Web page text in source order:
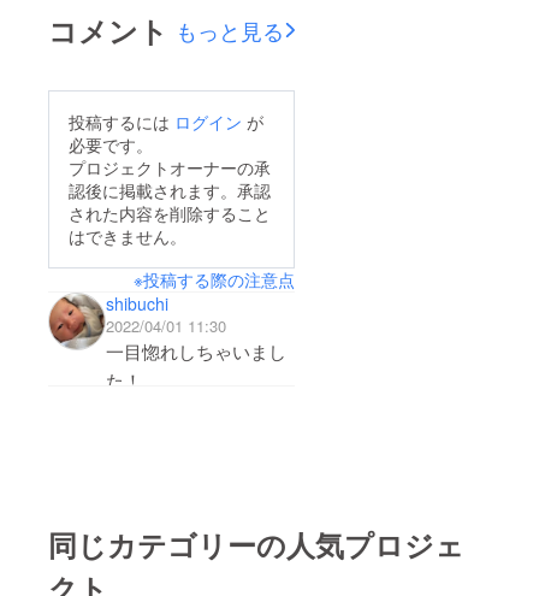
かもしれません
オモシロイからイイか
な。
ます。残り8日間とな
りましたが、購入を考
いらっしゃいました
ら、この機会にご購入
ください。
思ってましたが、うま
く撮っていただきまし
さ!!なかなかの迫力で
した。たぶん、伝わっ
たのではと思います
(≧▽≦)BBQで是非使っ
だ、注文の方は大丈夫
ですよ! メーカーに
も協力いただいて対応
していきます(^^)/
コメント もっと見る
投稿するには ログイン が
必要です。
プロジェクトオーナーの承
認後に掲載されます。承認
された内容を削除すること
はできません。
※投稿する際の注意点
shibuchi
2022/04/01 11:30
一目惚れしちゃいまし
た！
な商品の開発を期待し
同じカテゴリーの人気プロジェ